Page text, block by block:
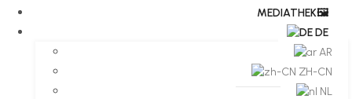
MEDIATHEK🖼️​
DE
AR
ZH-CN
NL